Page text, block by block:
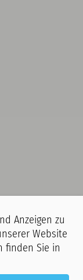
und
Anzeigen zu
Website
finden Sie in